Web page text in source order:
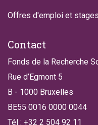
Offres d'emploi et stages
Contact
Fonds de la Recherche
Rue d’Egmont 5
B - 1000 Bruxelles
BE55 0016 0000 0044
Tél : +32 2 504 92 11